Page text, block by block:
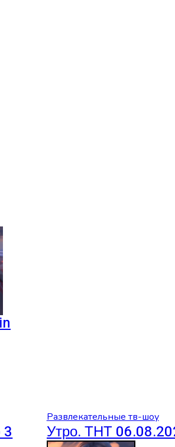
Развлекательные тв-шоу
Утро. ТНТ